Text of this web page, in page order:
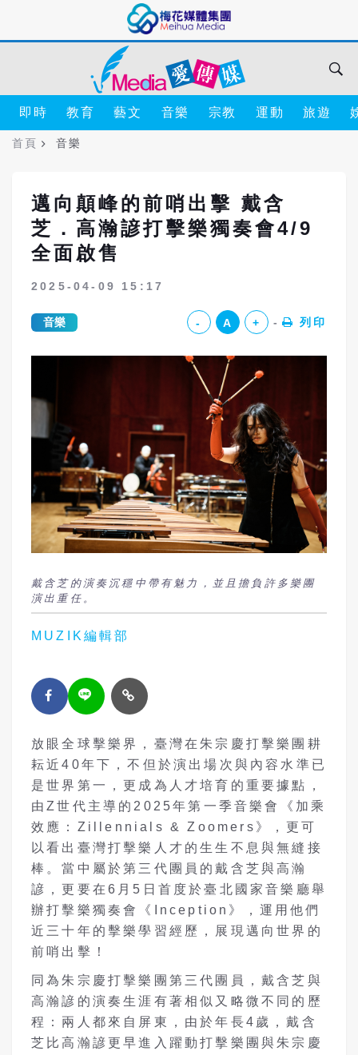
即時 教育 藝文 音樂 宗教 運動 旅遊
首頁 音樂
邁向顛峰的前哨出擊 戴含
芝．高瀚諺打擊樂獨奏會4/9
全面啟售
2025-04-09 15:17
音樂 - A + 列印
戴含芝的演奏沉穩中帶有魅力，並且擔負許多樂團
演出重任。
MUZIK編輯部
放眼全球擊樂界，臺灣在朱宗慶打擊樂團耕
耘近40年下，不但於演出場次與內容水準已
是世界第一，更成為人才培育的重要據點，
由Z世代主導的2025年第一季音樂會《加乘
效應：Zillennials & Zoomers》，更可
以看出臺灣打擊樂人才的生生不息與無縫接
棒。當中屬於第三代團員的戴含芝與高瀚
諺，更要在6月5日首度於臺北國家音樂廳舉
辦打擊樂獨奏會《Inception》，運用他們
近三十年的擊樂學習經歷，展現邁向世界的
前哨出擊！
同為朱宗慶打擊樂團第三代團員，戴含芝與
高瀚諺的演奏生涯有著相似又略微不同的歷
程：兩人都來自屏東，由於年長4歲，戴含
芝比高瀚諺更早進入躍動打擊樂團與朱宗慶